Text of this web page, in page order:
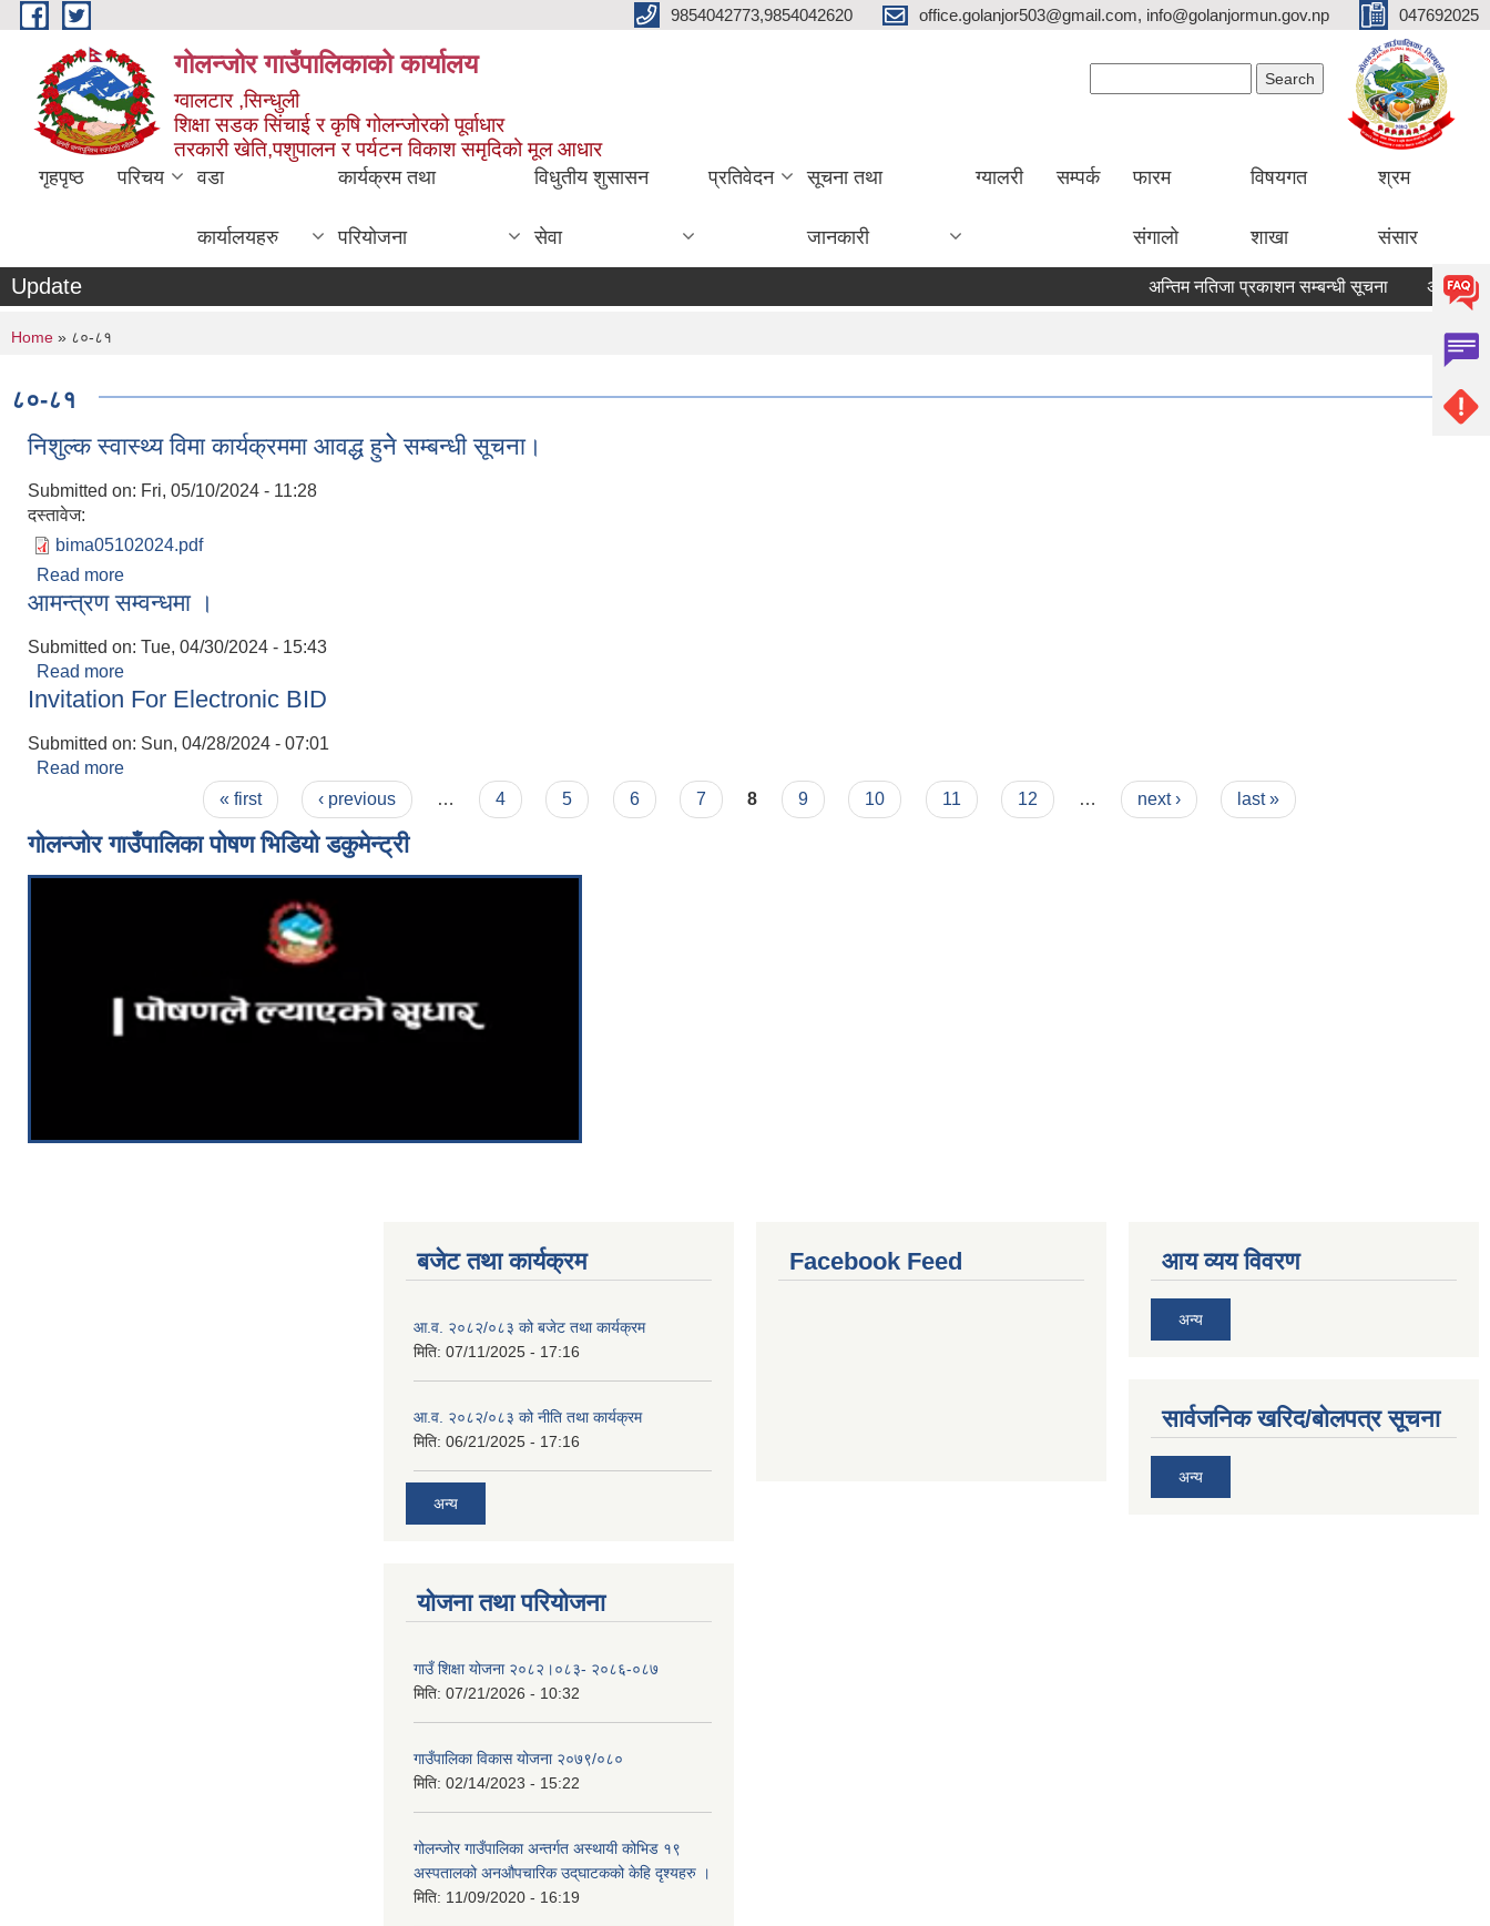
Skip to main content 9854042773,9854042620 office.golanjor503@gmail.com, info@golanjormun.gov.np 047692025
गोलन्जोर गाउँपालिकाको कार्यालय
ग्वालटार ,सिन्धुली
शिक्षा सडक सिंचाई र कृषि गोलन्जोरको पूर्वाधार
तरकारी खेति,पशुपालन र पर्यटन विकाश समृदिको मूल आधार
गृहपृष्ठ परिचय वडा
कार्यालयहरु
कार्यक्रम तथा
परियोजना
विधुतीय शुसासन
सेवा
प्रतिवेदन सूचना तथा
जानकारी
ग्यालरी सम्पर्क फारम
संगालो
विषयगत
शाखा
श्रम
संसार
Update अन्तिम नतिजा प्रकाशन सम्बन्धी सूचना अन्तिम
You are here
Home » ८०-८१
८०-८१
निशुल्क स्वास्थ्य विमा कार्यक्रममा आवद्ध हुनेे सम्बन्धी सूचना।
Submitted on: Fri, 05/10/2024 - 11:28
दस्तावेज:
bima05102024.pdf
Read more
आमन्त्रण सम्वन्धमा ।
Submitted on: Tue, 04/30/2024 - 15:43
Read more
Invitation For Electronic BID
Submitted on: Sun, 04/28/2024 - 07:01
Read more
« first ‹ previous … 4 5 6 7 8 9 10 11 12 … next › last »
गोलन्जोर गाउँपालिका पोषण भिडियो डकुमेन्ट्री
बजेट तथा कार्यक्रम
आ.व. २०८२/०८३ को बजेट तथा कार्यक्रम
मिति: 07/11/2025 - 17:16
आ.व. २०८२/०८३ को नीति तथा कार्यक्रम
मिति: 06/21/2025 - 17:16
अन्य
योजना तथा परियोजना
गाउँ शिक्षा योजना २०८२।०८३- २०८६-०८७
मिति: 07/21/2026 - 10:32
गाउँपालिका विकास योजना २०७९/०८०
मिति: 02/14/2023 - 15:22
गोलन्जोर गाउँपालिका अन्तर्गत अस्थायी कोभिड १९
अस्पतालको अनऔपचारिक उद्‌घाटकको केहि दृश्यहरु ।
मिति: 11/09/2020 - 16:19
Facebook Feed आय व्यय विवरण
अन्य
सार्वजनिक खरिद/बोलपत्र सूचना
अन्य